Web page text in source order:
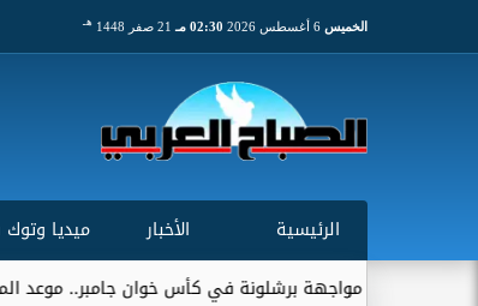
الخميس 02:30 مـ 21 صفر 1448 هـ
الرئيسية الأخبار ميديا
برشلونة في كأس خوان جامبر.. موعد المباراة وأهميتها